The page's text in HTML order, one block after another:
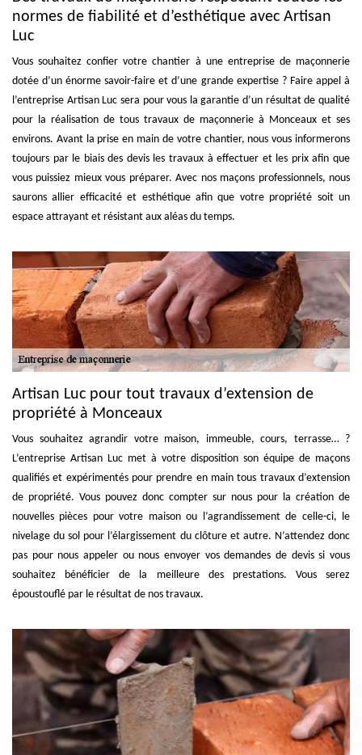
normes de fiabilité et d’esthétique avec Artisan
Luc
Vous souhaitez confier votre chantier à une entreprise de maçonnerie
dotée d’un énorme savoir-faire et d’une grande expertise ? Faire appel à
l’entreprise Artisan Luc sera pour vous la garantie d’un résultat de qualité
pour la réalisation de tous travaux de maçonnerie à Monceaux et ses
environs. Avant la prise en main de votre chantier, nous vous informerons
toujours par le biais des devis les travaux à effectuer et les prix afin que
vous puissiez mieux vous préparer. Avec nos maçons professionnels, nous
saurons allier efficacité et esthétique afin que votre propriété soit un
espace attrayant et résistant aux aléas du temps.
Artisan Luc pour tout travaux d’extension de
propriété à Monceaux
Vous souhaitez agrandir votre maison, immeuble, cours, terrasse… ?
L’entreprise Artisan Luc met à votre disposition son équipe de maçons
qualifiés et expérimentés pour prendre en main tous travaux d’extension
de propriété. Vous pouvez donc compter sur nous pour la création de
nouvelles pièces pour votre maison ou l’agrandissement de celle-ci, le
nivelage du sol pour l’élargissement du clôture et autre. N’attendez donc
pas pour nous appeler ou nous envoyer vos demandes de devis si vous
souhaitez bénéficier de la meilleure des prestations. Vous serez
époustouflé par le résultat de nos travaux.